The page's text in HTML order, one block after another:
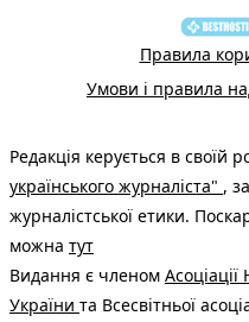
Правила
Умови і правила
Редакція керується в своїй
українського журналіста" ,
журналістської етики.
можна тут
Видання є членом
України та Всесвітньої